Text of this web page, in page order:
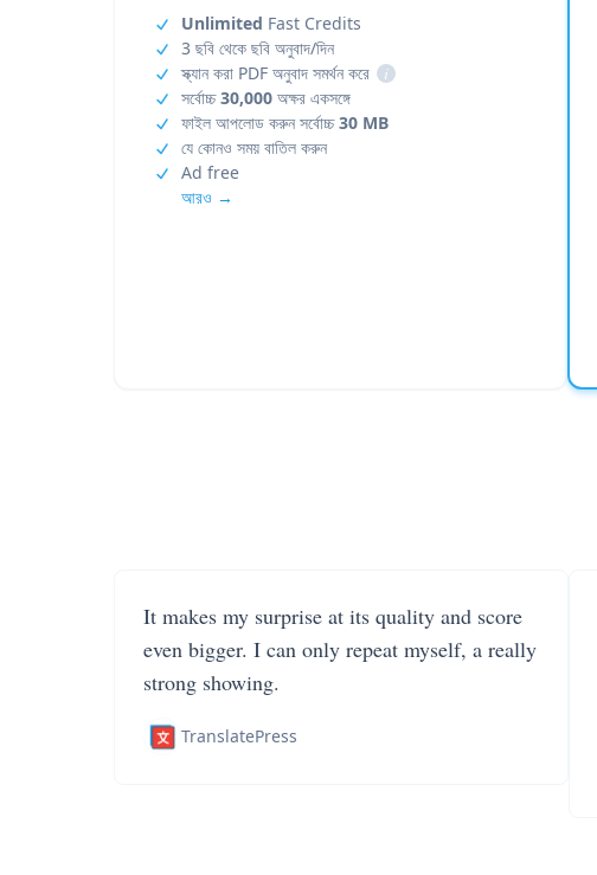
Unlimited Fast Credits
3 ছবি থেকে ছবি অনুবাদ/দিন
স্ক্যান করা PDF অনুবাদ সমর্থন করে
i
সর্বোচ্চ30,000 অক্ষর একসঙ্গে
ফাইল আপলোড করুন সর্বোচ্চ30 MB
যে কোনও সময় বাতিল করুন
Ad free
আরও →
It makes my surprise at its quality and score
even bigger. I can only repeat myself, a really
strong showing.
TranslatePress